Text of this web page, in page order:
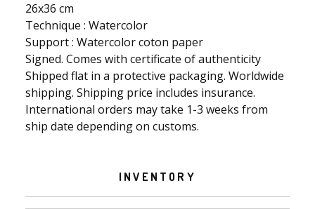
26x36 cm
Technique : Watercolor
Support : Watercolor coton paper
Signed. Comes with certificate of authenticity
Shipped flat in a protective packaging. Worldwide
shipping. Shipping price includes insurance.
International orders may take 1-3 weeks from
ship date depending on customs.
INVENTORY